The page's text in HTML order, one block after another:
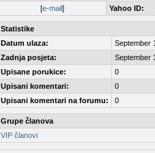
[e-mail] Yahoo ID:
Statistike
Datum ulaza:
September
Zadnja posjeta:
September
Upisane porukice:
0
Upisani komentari:
0
Upisani komentari na forumu:
0
Grupe članova
VIP članovi